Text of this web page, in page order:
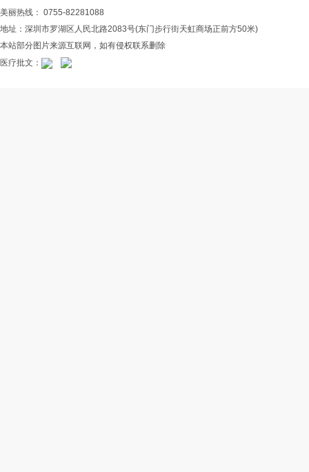
美丽热线： 0755-82281088
地址：深圳市罗湖区人民北路2083号(东门步行街天虹商场正前方50米)
本站部分图片来源互联网，如有侵权联系删除
医疗批文：